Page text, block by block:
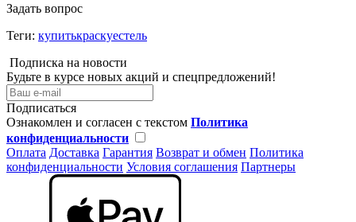
Задать вопрос
Теги: купитькраскуестель
Подписка на новости
Будьте в курсе новых акций и спецпредложений!
Подписаться
Ознакомлен и согласен с текстом Политика
конфиденциальности
Оплата Доставка Гарантия Возврат и обмен Политика
конфиденциальности Условия соглашения Партнеры